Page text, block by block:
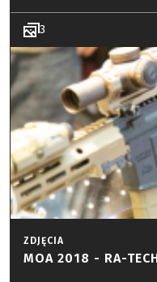
3
ZDJĘCIA
MOA 2018 - RA-